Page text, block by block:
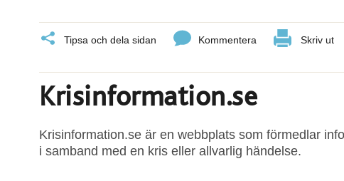
Tipsa och dela sidan Kommentera Skriv ut
Krisinformation.se
Krisinformation.se är en webbplats som förmedlar
i samband med en kris eller allvarlig händelse.